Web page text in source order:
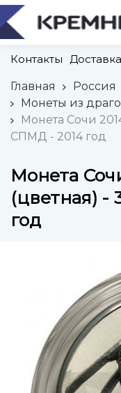
Контакты Доставка
Главная
Россия
Монеты из
Монета Сочи
СПМД - 2014 год
Монета
(цветная) -
год